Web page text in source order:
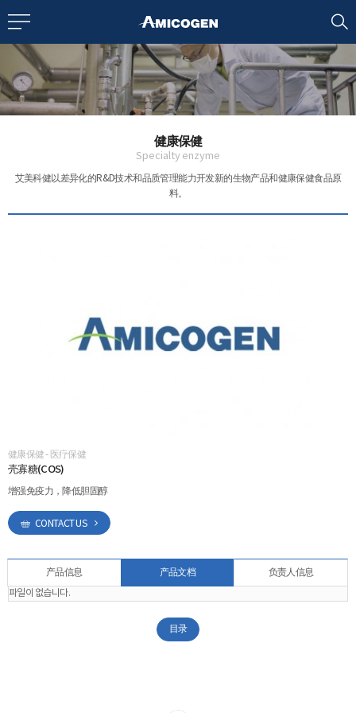
CN
us
健康保健
Specialty enzyme
艾美科健以差异化的R&D技术和品质管理能力开发新的生物产品和健康保健食品原
料。
健康保健 - 医疗保健
壳寡糖(COS)
增强免疫力，降低胆固醇
CONTACT US
产品信息 产品文档
负责人信息
파일이 없습니다.
目录